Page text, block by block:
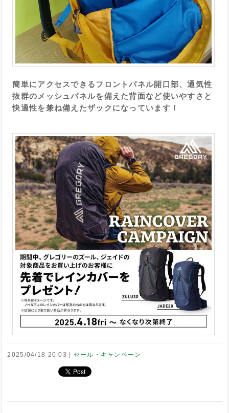
簡単にアクセスできるフロントパネル開口部、通気性
抜群のメッシュパネルを備えた背面など使いやすさと
快適性を兼ね備えたザックになっています！
2025/04/18 20:03 セール・キャンペーン